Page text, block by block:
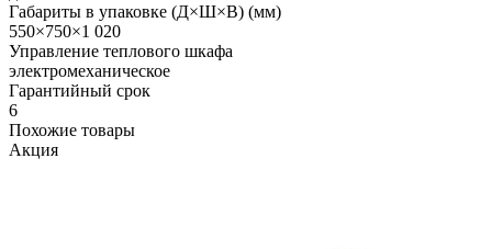
Габариты в упаковке (Д×Ш×В) (мм)
550×750×1 020
Управление теплового шкафа
электромеханическое
Гарантийный срок
6
Похожие товары
Акция